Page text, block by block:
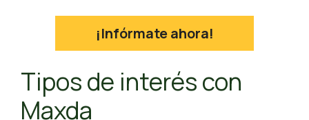
¡Infórmate ahora!
Tipos de interés con
Maxda